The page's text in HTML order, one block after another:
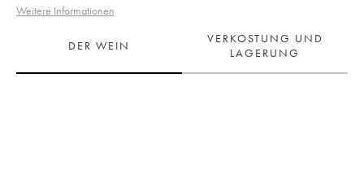
Weitere Informationen
DER WEIN
VERKOSTUNG UND
LAGERUNG